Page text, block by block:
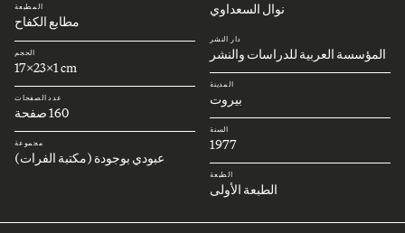
نوال السعداوي
دار النشر
المؤسسة العربية للدراسات والنشر
المدينة
بيروت
السنة
1977
الطبعة
الطبعة الأولى
المطبعة
مطابع الكفاح
الحجم
17x23x1 cm
عدد الصفحات
160 صفحة
مجموعة
عبودي بوجودة (مكتبة الفرات)